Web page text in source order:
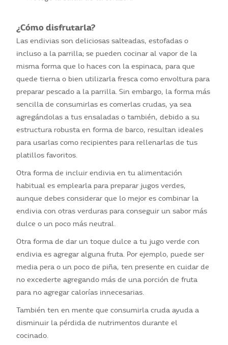
¿Cómo disfrutarla?
Las endivias son deliciosas salteadas, estofadas o
incluso a la parrilla; se pueden cocinar al vapor de la
misma forma que lo haces con la espinaca, para que
quede tierna o bien utilizarla fresca como envoltura para
preparar pescado a la parrilla. Sin embargo, la forma más
sencilla de consumirlas es comerlas crudas, ya sea
agregándolas a tus ensaladas o también, debido a su
estructura robusta en forma de barco, resultan ideales
para usarlas como recipientes para rellenarlas de tus
platillos favoritos.
Otra forma de incluir endivia en tu alimentación
habitual es emplearla para preparar jugos verdes,
aunque debes considerar que lo mejor es combinar la
endivia con otras verduras para conseguir un sabor más
dulce o un poco más neutral.
Otra forma de dar un toque dulce a tu jugo verde con
endivia es agregar alguna fruta. Por ejemplo, puede ser
media pera o un poco de piña, ten presente en cuidar de
no excederte agregando más de una porción de fruta
para no agregar calorías innecesarias.
También ten en mente que consumirla cruda ayuda a
disminuir la pérdida de nutrimentos durante el
cocinado.